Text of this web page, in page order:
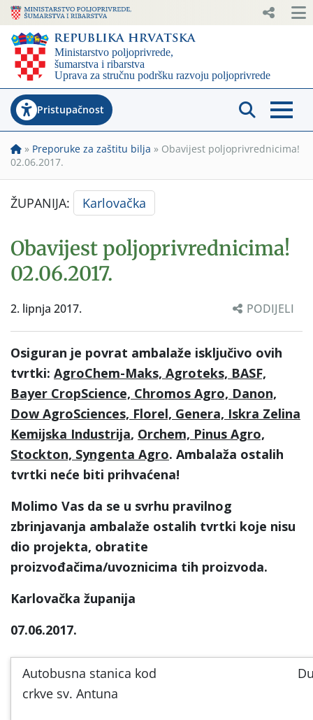
Pristupačnost
» Preporuke za zaštitu bilja » Obavijest poljoprivrednicima!
02.06.2017.
ŽUPANIJA: Karlovačka
Obavijest poljoprivrednicima!
02.06.2017.
2. lipnja 2017. PODIJELI
Osiguran je povrat ambalaže isključivo ovih
tvrtki: AgroChem-Maks, Agroteks, BASF,
Bayer CropScience, Chromos Agro, Danon,
Dow AgroSciences, Florel, Genera, Iskra Zelina
Kemijska Industrija, Orchem, Pinus Agro,
Stockton, Syngenta Agro. Ambalaža ostalih
tvrtki neće biti prihvaćena!
Molimo Vas da se u svrhu pravilnog
zbrinjavanja ambalaže ostalih tvrtki koje nisu
dio projekta, obratite
proizvođačima/uvoznicima tih proizvoda.
Karlovačka županija
07.06.2017.
Autobusna stanica kod
crkve sv. Antuna